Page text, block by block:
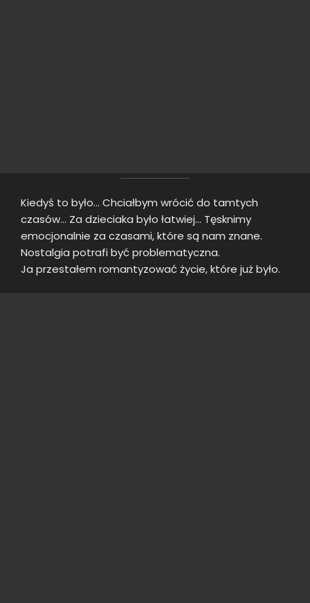
Kiedyś to było… Chciałbym wrócić do tamtych
czasów… Za dzieciaka było łatwiej… Tęsknimy
emocjonalnie za czasami, które są nam znane.
Nostalgia potrafi być problematyczna.
Ja przestałem romantyzować życie, które już było.